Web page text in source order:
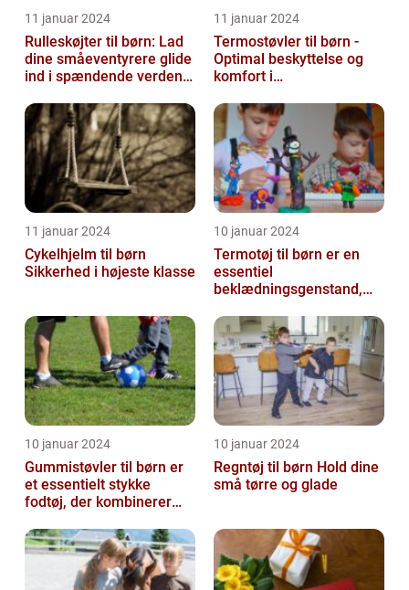
11 januar 2024
Rulleskøjter til børn: Lad
dine småeventyrere glide
ind i spændende verden
11 januar 2024
Termostøvler til børn -
Optimal beskyttelse og
komfort i
11 januar 2024
Cykelhjelm til børn
Sikkerhed i højeste klasse
10 januar 2024
Termotøj til børn er en
essentiel
beklædningsgenstand,
rolle i at holde vor...
10 januar 2024
Gummistøvler til børn er
et essentielt stykke
fodtøj, der kombinerer
stil...
10 januar 2024
Regntøj til børn Hold dine
små tørre og glade